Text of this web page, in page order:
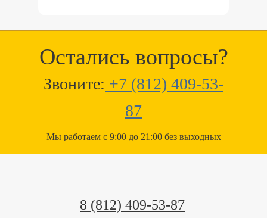
Остались вопросы?
Звоните: +7 (812) 409-53-
87
Мы работаем с 9:00 до 21:00 без выходных
8 (812) 409-53-87